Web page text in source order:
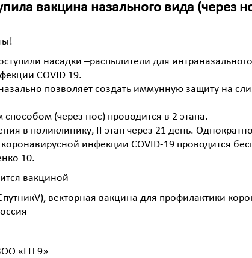
вакцина назального вида (через
насадки –распылители для
COVID 19.
позволяет создать иммунную защиту на
(через нос) проводится в 2 этапа.
в поликлинику, II этап через 21 день.
инфекции CОVID-19 проводится
10.
вакциной
векторная вакцина для профилактики
«ГП 9»